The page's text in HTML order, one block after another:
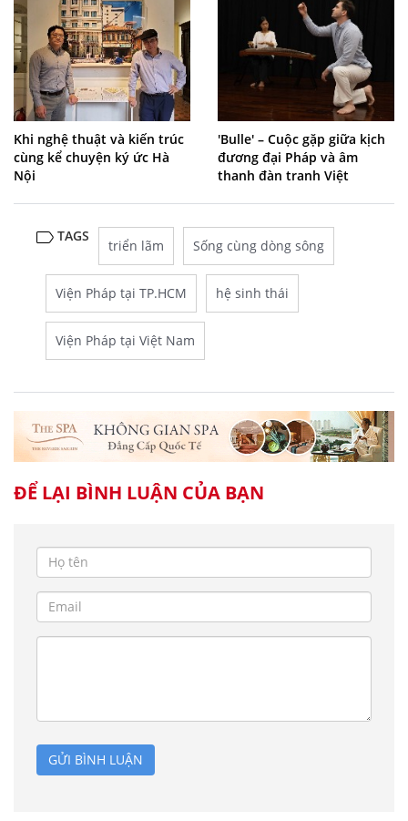
Khi nghệ thuật và kiến trúc
cùng kể chuyện ký ức Hà
Nội
'Bulle' – Cuộc gặp giữa kịch
đương đại Pháp và âm
thanh đàn tranh Việt
TAGS
triển lãm Sống cùng dòng sông
Viện Pháp tại TP.HCM hệ sinh thái
Viện Pháp tại Việt Nam
ĐỂ LẠI BÌNH LUẬN CỦA BẠN
GỬI BÌNH LUẬN